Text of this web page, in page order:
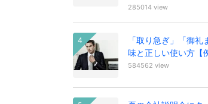
285014 view
「取り急ぎ」「御礼
味と正しい使い方【
584562 view